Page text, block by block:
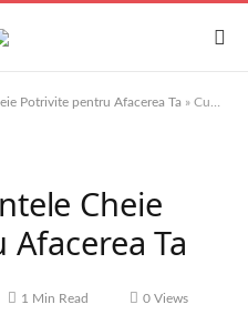
Potrivite pentru Afacerea Ta » Cum Alegi Cuvintele Cheie Potrivite pentru Afacerea Ta
Cheie
Ta
1 Min Read 0Views